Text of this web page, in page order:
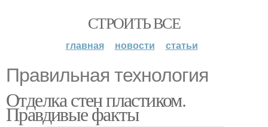
СТРОИТЬ ВСЕ
главная новости статьи
Правильная технология
Отделка стен пластиком.
Правдивые факты